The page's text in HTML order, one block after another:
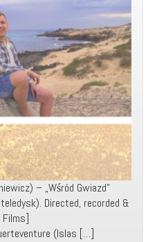
– „Wśród Gwiazd”
Directed, recorded &
Films]
(Islas […]